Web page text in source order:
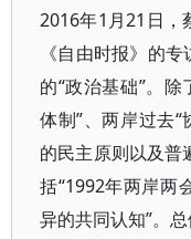
2016年1月21日，
《自由时报》的
的“政治基础”。除
体制”、两岸过去
的民主原则以及普
括“1992年两岸两
异的共同认知”。